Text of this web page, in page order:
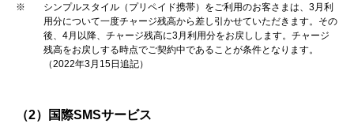
※
シンプルスタイル（プリペイド携帯）をご利用のお客さまは、3月利
用分について一度チャージ残高から差し引かせていただきます。その
後、4月以降、チャージ残高に3月利用分をお戻しします。チャージ
残高をお戻しする時点でご契約中であることが条件となります。
（2022年3月15日追記）
（2）国際SMSサービス